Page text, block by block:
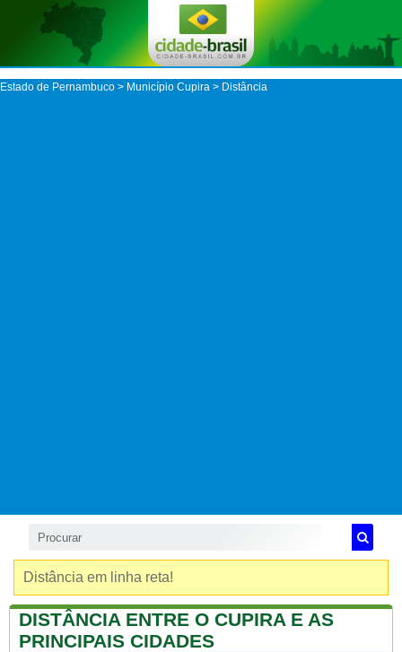
Estado de Pernambuco > Município Cupira > Distância
Distância em linha reta!
DISTÂNCIA ENTRE O CUPIRA E AS
PRINCIPAIS CIDADES